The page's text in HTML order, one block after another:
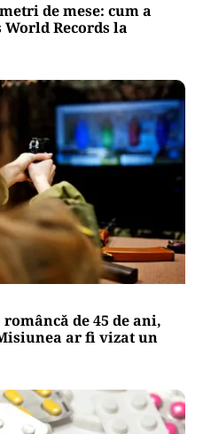
de mese: cum a
Records la
de 45 de ani,
ar fi vizat un